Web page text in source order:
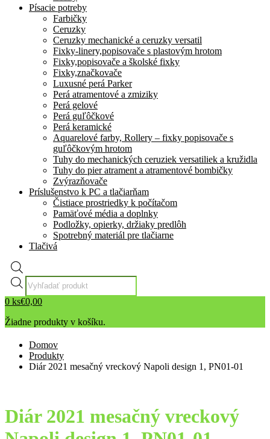
Písacie potreby
Farbičky
Ceruzky
Ceruzky mechanické a ceruzky versatil
Fixky-linery,popisovače s plastovým hrotom
Fixky,popisovače a školské fixky
Fixky,značkovače
Luxusné perá Parker
Perá atramentové a zmiziky
Perá gelové
Perá guľôčkové
Perá keramické
Aquarelové farby, Rollery – fixky popisovače s
guľôčkovým hrotom
Tuhy do mechanických ceruziek versatiliek a kružidla
Tuhy do pier atrament a atramentové bombičky
Zvýrazňovače
Príslušenstvo k PC a tlačiarňam
Čistiace prostriedky k počítačom
Pamäťové média a doplnky
Podložky, opierky, držiaky predlôh
Spotrebný materiál pre tlačiarne
Tlačivá
Products
search
0 ks€0,00
Žiadne produkty v košíku.
Domov
Produkty
Diár 2021 mesačný vreckový Napoli design 1, PN01-01
Diár 2021 mesačný vreckový